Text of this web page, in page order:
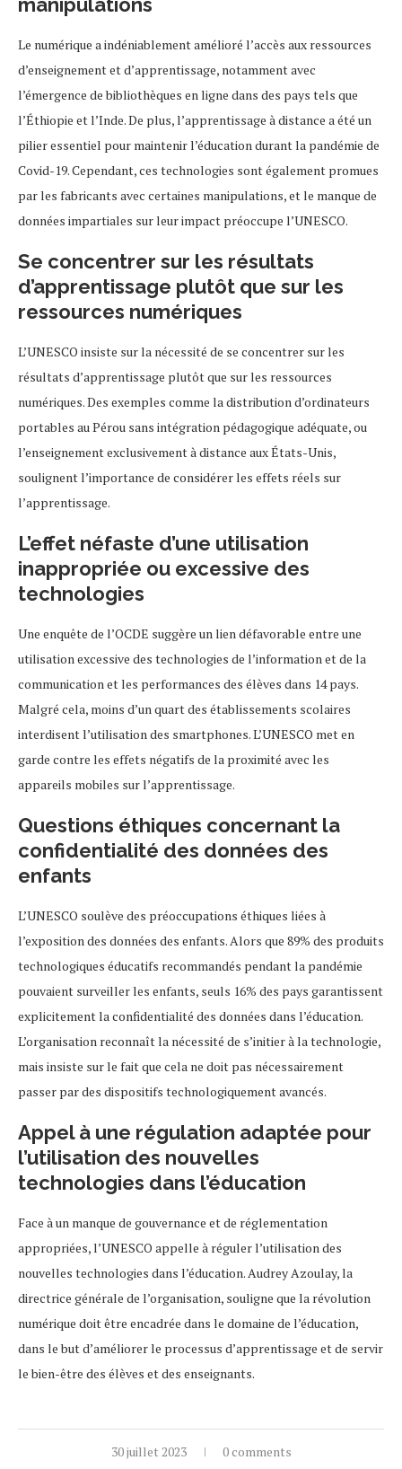
Le numérique a indéniablement amélioré l’accès aux ressources
d’enseignement et d’apprentissage, notamment avec
l’émergence de bibliothèques en ligne dans des pays tels que
l’Éthiopie et l’Inde. De plus, l’apprentissage à distance a été un
pilier essentiel pour maintenir l’éducation durant la pandémie de
Covid-19. Cependant, ces technologies sont également promues
par les fabricants avec certaines manipulations, et le manque de
données impartiales sur leur impact préoccupe l’UNESCO.
Se concentrer sur les résultats
d’apprentissage plutôt que sur les
ressources numériques
L’UNESCO insiste sur la nécessité de se concentrer sur les
résultats d’apprentissage plutôt que sur les ressources
numériques. Des exemples comme la distribution d’ordinateurs
portables au Pérou sans intégration pédagogique adéquate, ou
l’enseignement exclusivement à distance aux États-Unis,
soulignent l’importance de considérer les effets réels sur
l’apprentissage.
L’effet néfaste d’une utilisation
inappropriée ou excessive des
technologies
Une enquête de l’OCDE suggère un lien défavorable entre une
utilisation excessive des technologies de l’information et de la
communication et les performances des élèves dans 14 pays.
Malgré cela, moins d’un quart des établissements scolaires
interdisent l’utilisation des smartphones. L’UNESCO met en
garde contre les effets négatifs de la proximité avec les
appareils mobiles sur l’apprentissage.
Questions éthiques concernant la
confidentialité des données des
enfants
L’UNESCO soulève des préoccupations éthiques liées à
l’exposition des données des enfants. Alors que 89% des produits
technologiques éducatifs recommandés pendant la pandémie
pouvaient surveiller les enfants, seuls 16% des pays garantissent
explicitement la confidentialité des données dans l’éducation.
L’organisation reconnaît la nécessité de s’initier à la technologie,
mais insiste sur le fait que cela ne doit pas nécessairement
passer par des dispositifs technologiquement avancés.
Appel à une régulation adaptée pour
l’utilisation des nouvelles
technologies dans l’éducation
Face à un manque de gouvernance et de réglementation
appropriées, l’UNESCO appelle à réguler l’utilisation des
nouvelles technologies dans l’éducation. Audrey Azoulay, la
directrice générale de l’organisation, souligne que la révolution
numérique doit être encadrée dans le domaine de l’éducation,
dans le but d’améliorer le processus d’apprentissage et de servir
le bien-être des élèves et des enseignants.
30 juillet 2023 0 comments